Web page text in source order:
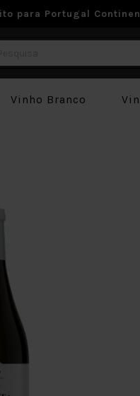
para Portugal
Vinho Branco